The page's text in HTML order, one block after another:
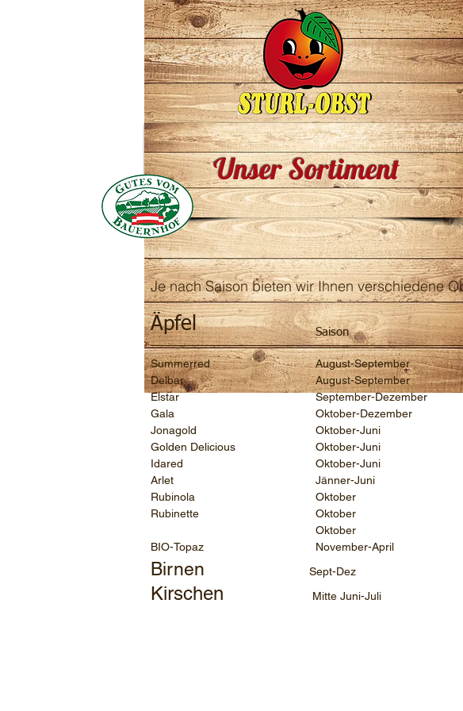
Unser Sortiment
Je nach Saison bieten wir Ihnen verschiedene
Äpfel Saison
Summerred
Delbar
Elstar
Gala
Jonagold
Golden Delicious
Idared
Arlet
Rubinola
Rubinette
BIO-Topaz
Birnen Sept-Dez
Kirschen Mitte Juni-Juli
August-September
August-September
September-Dezember
Oktober-Dezember
Oktober-Juni
Oktober-Juni
Oktober-Juni
Jänner-Juni
Oktober
Oktober
Oktober
November-April